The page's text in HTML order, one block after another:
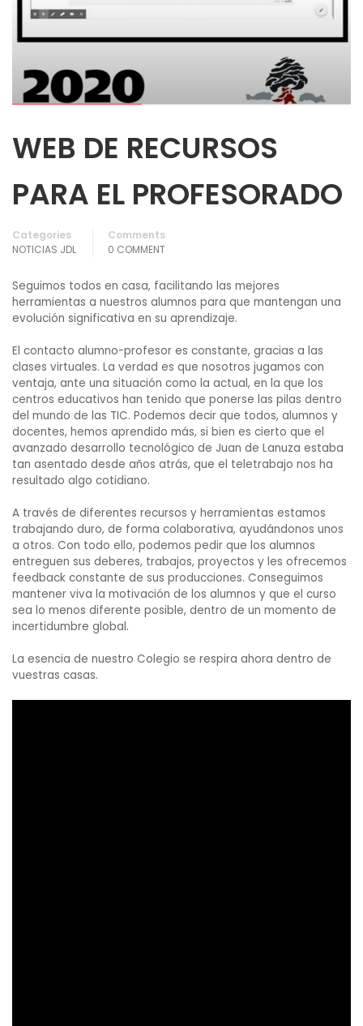
WEB DE RECURSOS
PARA EL PROFESORADO
Categories
NOTICIAS JDL
Comments
0 COMMENT
Seguimos todos en casa, facilitando las mejores
herramientas a nuestros alumnos para que mantengan una
evolución significativa en su aprendizaje.
El contacto alumno-profesor es constante, gracias a las
clases virtuales. La verdad es que nosotros jugamos con
ventaja, ante una situación como la actual, en la que los
centros educativos han tenido que ponerse las pilas dentro
del mundo de las TIC. Podemos decir que todos, alumnos y
docentes, hemos aprendido más, si bien es cierto que el
avanzado desarrollo tecnológico de Juan de Lanuza estaba
tan asentado desde años atrás, que el teletrabajo nos ha
resultado algo cotidiano.
A través de diferentes recursos y herramientas estamos
trabajando duro, de forma colaborativa, ayudándonos unos
a otros. Con todo ello, podemos pedir que los alumnos
entreguen sus deberes, trabajos, proyectos y les ofrecemos
feedback constante de sus producciones. Conseguimos
mantener viva la motivación de los alumnos y que el curso
sea lo menos diferente posible, dentro de un momento de
incertidumbre global.
La esencia de nuestro Colegio se respira ahora dentro de
vuestras casas.